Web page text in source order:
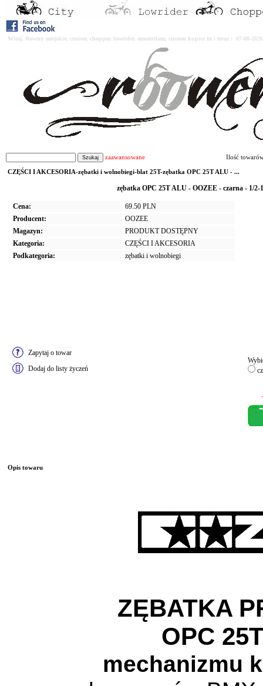
Witaj. Rowery miejskie, cruiser, chopper, lowrider, amsterdam, custom kupisz tu i teraz : 07-08-
zaawansowane Ilość
CZĘŚCI I AKCESORIA-zębatki i wolnobiegi-blat 25T-zębatka OPC 25T ALU - ...
zębatka OPC 25T ALU - OOZEE - czarna - 1/
Cena:
69.50 PLN
Producent:
OOZEE
Magazyn:
PRODUKT DOSTĘPNY
Kategoria:
CZĘŚCI I AKCESORIA
Podkategoria:
zębatki i wolnobiegi
Zapytaj o towar
Dodaj do listy życzeń
Opis towaru
ZĘBATKA
OPC
mechanizmu